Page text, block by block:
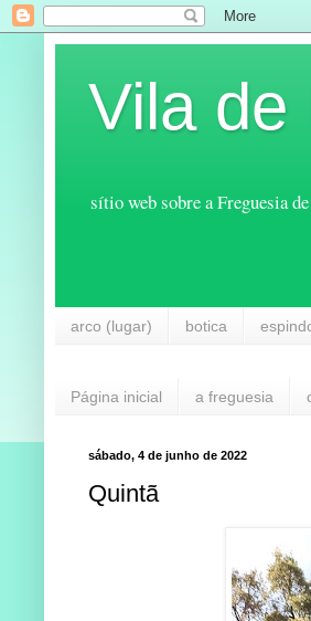
Vila de
sítio web sobre a Freguesia
arco (lugar) botica
Página inicial a freguesia
sábado, 4 de junho de 2022
Quintã